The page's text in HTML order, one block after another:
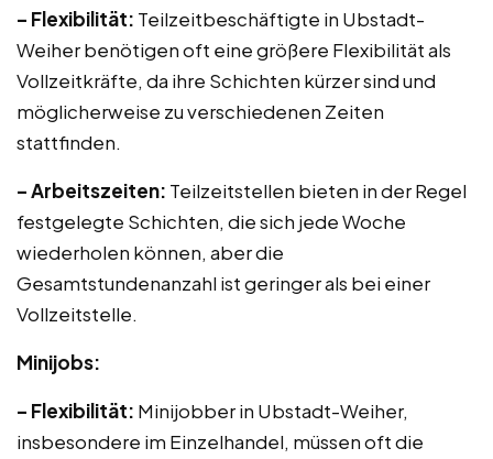
– Flexibilität: Teilzeitbeschäftigte in Ubstadt-
Weiher benötigen oft eine größere Flexibilität als
Vollzeitkräfte, da ihre Schichten kürzer sind und
möglicherweise zu verschiedenen Zeiten
stattfinden.
– Arbeitszeiten: Teilzeitstellen bieten in der Regel
festgelegte Schichten, die sich jede Woche
wiederholen können, aber die
Gesamtstundenanzahl ist geringer als bei einer
Vollzeitstelle.
Minijobs:
– Flexibilität: Minijobber in Ubstadt-Weiher,
insbesondere im Einzelhandel, müssen oft die